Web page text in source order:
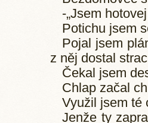
-„Jsem
Potichu jsem
Pojal jsem
z něj dostal
Čekal jsem
Chlap začal
Využil jsem té
Jenže ty